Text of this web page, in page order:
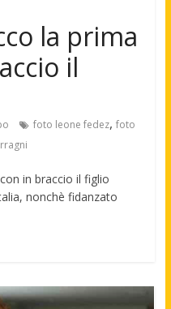
la prima
il
foto leone fedez, foto
in braccio il figlio
nonchè fidanzato